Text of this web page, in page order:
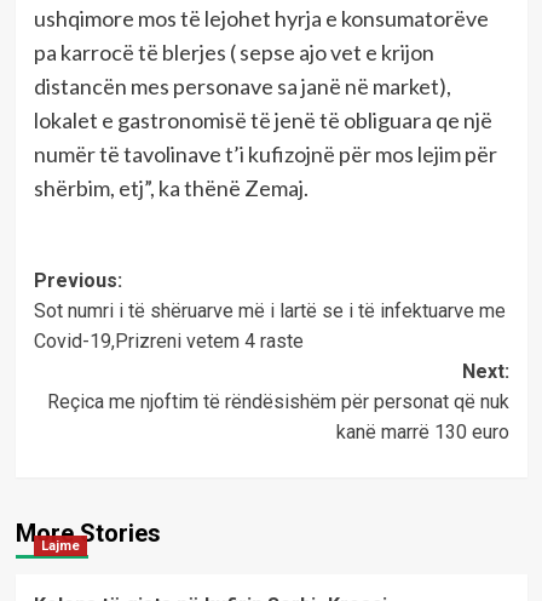
ushqimore mos të lejohet hyrja e konsumatorëve
pa karrocë të blerjes ( sepse ajo vet e krijon
distancën mes personave sa janë në market),
lokalet e gastronomisë të jenë të obliguara qe një
numër të tavolinave t’i kufizojnë për mos lejim për
shërbim, etj”, ka thënë Zemaj.
Post
navigation
Previous:
Sot numri i të shëruarve më i lartë se i të infektuarve me
Covid-19,Prizreni vetem 4 raste
Next:
Reçica me njoftim të rëndësishëm për personat që nuk
kanë marrë 130 euro
More Stories
Lajme